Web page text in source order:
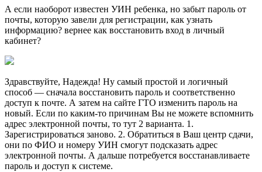
А если наоборот известен УИН ребенка, но забыт пароль от
почты, которую завели для регистрации, как узнать
информацию? вернее как восстановить вход в личный
кабинет?
Здравствуйте, Надежда! Ну самый простой и логичный
способ — сначала восстановить пароль и соответственно
доступ к почте. А затем на сайте ГТО изменить пароль на
новый. Если по каким-то причинам Вы не можете вспомнить
адрес электронной почты, то тут 2 варианта. 1.
Зарегистрироваться заново. 2. Обратиться в Ваш центр сдачи,
они по ФИО и номеру УИН смогут подсказать адрес
электронной почты. А дальше потребуется восстанавливаете
пароль и доступ к системе.